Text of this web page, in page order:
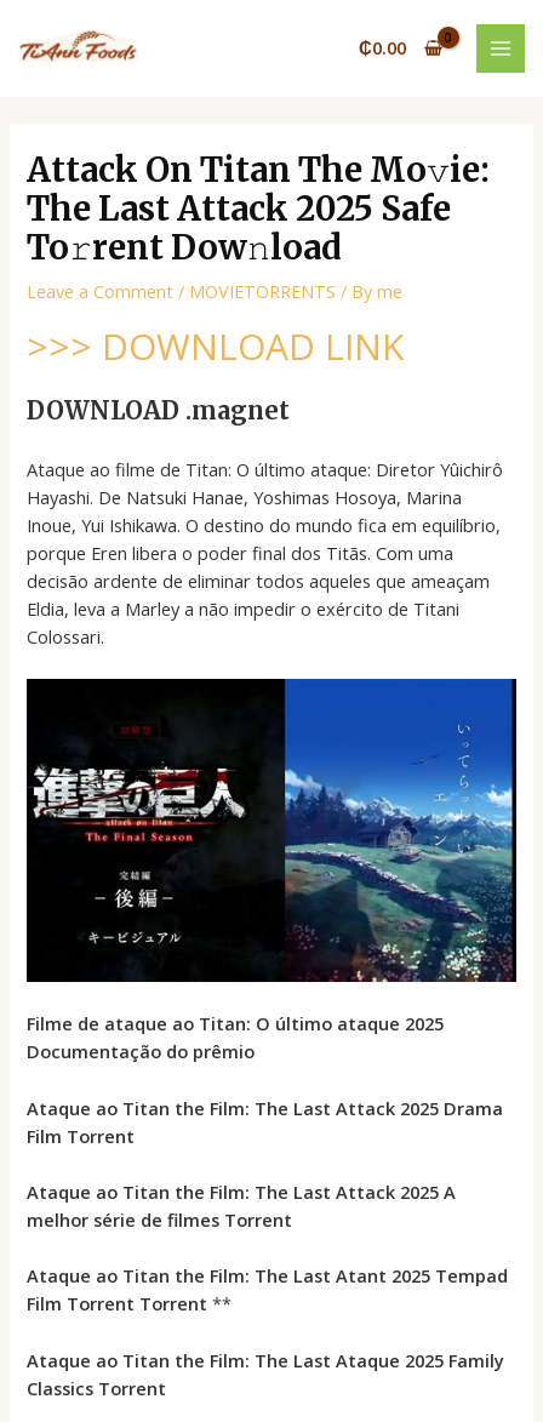
content
₵0.00
Attack On Titan The Mo𝚟ie:
The Last Attack 2025 Safe
To𝚛rent Dow𝚗load
Leave a Comment / MOVIETORRENTS / Byme
>>> DOWNLOAD LINK
DOWNLOAD .magnet
Ataque ao filme de Titan: O último ataque: Diretor Yûichirô
Hayashi. De Natsuki Hanae, Yoshimas Hosoya, Marina
Inoue, Yui Ishikawa. O destino do mundo fica em equilíbrio,
porque Eren libera o poder final dos Titãs. Com uma
decisão ardente de eliminar todos aqueles que ameaçam
Eldia, leva a Marley a não impedir o exército de Titani
Colossari.
Filme de ataque ao Titan: O último ataque 2025
Documentação do prêmio
Ataque ao Titan the Film: The Last Attack 2025 Drama
Film Torrent
Ataque ao Titan the Film: The Last Attack 2025 A
melhor série de filmes Torrent
Ataque ao Titan the Film: The Last Atant 2025 Tempad
Film Torrent Torrent**
Ataque ao Titan the Film: The Last Ataque 2025 Family
Classics Torrent
navigation